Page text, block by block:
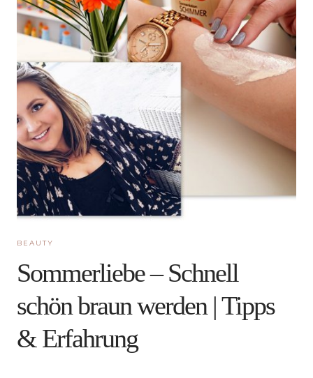
BEAUTY
Sommerliebe – Schnell
schön braun werden | Tipps
& Erfahrung